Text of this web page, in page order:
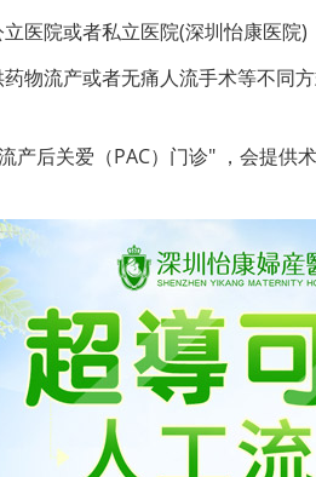
医院或者私立医院(深圳怡康医院)
物流产或者无痛人流手术等不同
产后关爱（PAC）门诊" ，会提供